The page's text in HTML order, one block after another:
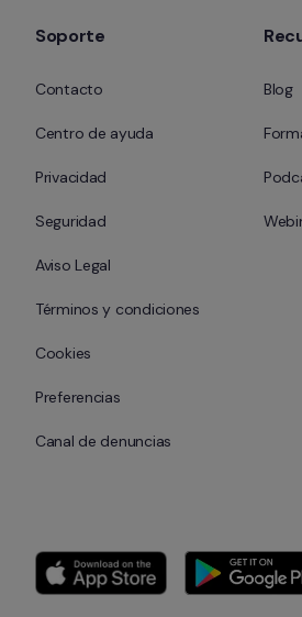
Soporte
Contacto
Centro de ayuda
Privacidad
Seguridad
Aviso Legal
Términos y condiciones
Cookies
Preferencias
Canal de denuncias
Blog